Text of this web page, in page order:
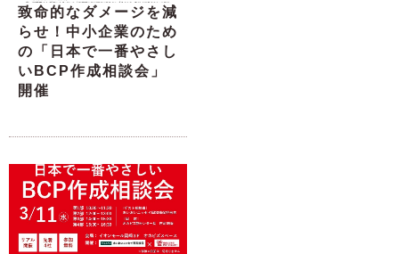
致命的なダメージを減
らせ！中小企業のため
の「日本で一番やさし
いBCP作成相談会」
開催